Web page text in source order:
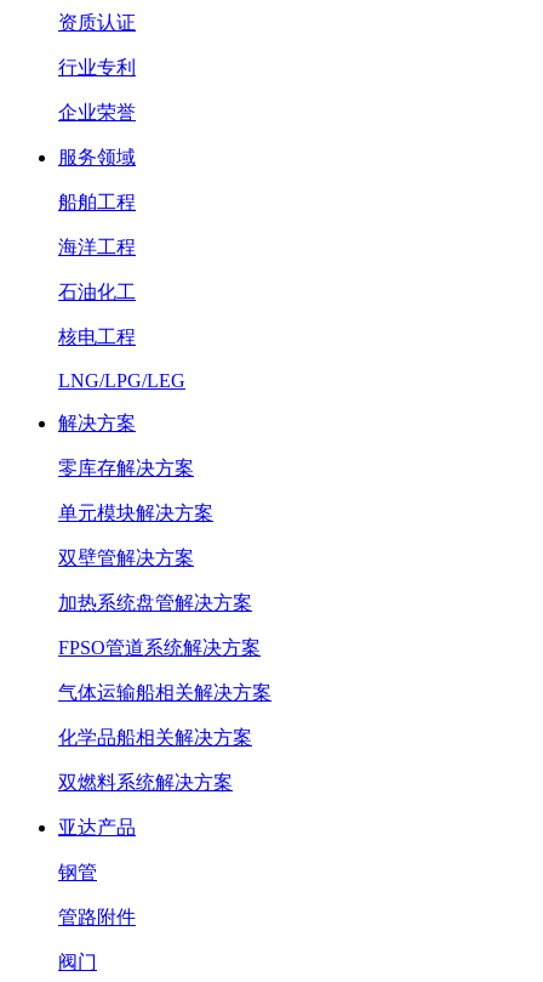
资质认证
行业专利
企业荣誉
服务领域
船舶工程
海洋工程
石油化工
核电工程
LNG/LPG/LEG
解决方案
零库存解决方案
单元模块解决方案
双壁管解决方案
加热系统盘管解决方案
FPSO管道系统解决方案
气体运输船相关解决方案
化学品船相关解决方案
双燃料系统解决方案
亚达产品
钢管
管路附件
阀门